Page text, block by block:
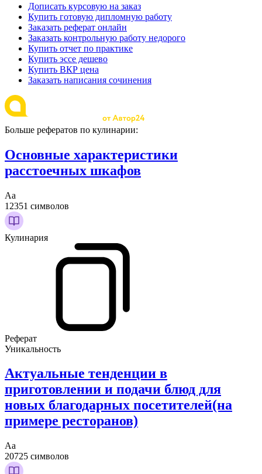
Дописать курсовую на заказ
Купить готовую дипломную работу
Заказать реферат онлайн
Заказать контрольную работу недорого
Купить отчет по практике
Купить эссе дешево
Купить ВКР цена
Заказать написания сочинения
Больше рефератов по кулинарии:
Основные характеристики
расстоечных шкафов
Аа
12351 символов
Кулинария
Реферат
Уникальность
Актуальные тенденции в
приготовлении и подачи блюд для
новых благодарных посетителей(на
примере ресторанов)
Аа
20725 символов